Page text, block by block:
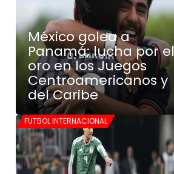
México golea a
Panamá; lucha por el
oro en los Juegos
Centroamericanos y
del Caribe
FUTBOL INTERNACIONAL